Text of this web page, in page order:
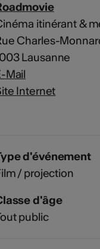
itinérant &
Charles-
Lausanne
Mail
Internet
d'événement
/ projection
d'âge
public